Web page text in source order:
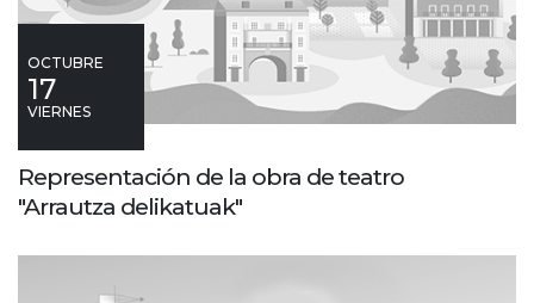
OCTUBRE
17
VIERNES
Representación de la obra de teatro
"Arrautza delikatuak"